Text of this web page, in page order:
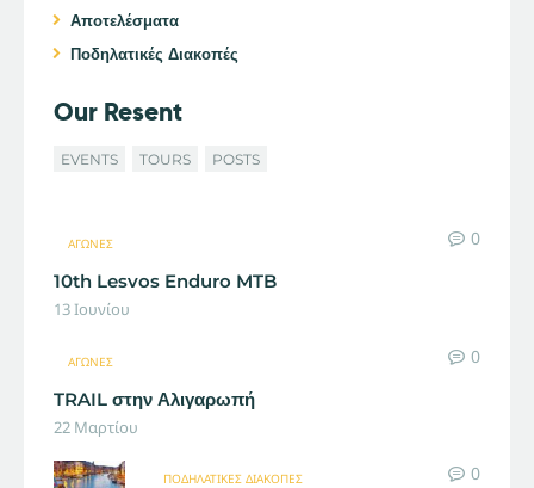
Αποτελέσματα
Ποδηλατικές Διακοπές
Our Resent
EVENTS TOURS POSTS
ΑΓΏΝΕΣ
0
10th Lesvos Enduro MTB
13 Ιουνίου
ΑΓΏΝΕΣ
0
TRAIL στην Αλιγαρωπή
22 Μαρτίου
ΠΟΔΗΛΑΤΙΚΈΣ ΔΙΑΚΟΠΈΣ
0